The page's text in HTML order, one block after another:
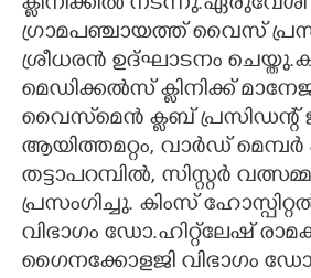
ക്ലിനിക്കിൽ നടന്നു.ഏരുവേശി
ഗ്രാമപഞ്ചായത്ത് വൈസ്
ശ്രീധരൻ ഉദ്ഘാടനം
മെഡിക്കൽസ് ക്ലിനിക്ക്
വൈസ്‌മെൻ ക്ലബ് പ്രസിഡന്റ്
ആയിത്തമറ്റം, വാർഡ് മെമ്പർ
തട്ടാപറമ്പിൽ, സിസ്റ്റർ
പ്രസംഗിച്ചു. കിംസ്
വിഭാഗം ഡോ.ഹിറ്റ്‌ലേഷ്
ഗൈനക്കോളജി വിഭാഗം